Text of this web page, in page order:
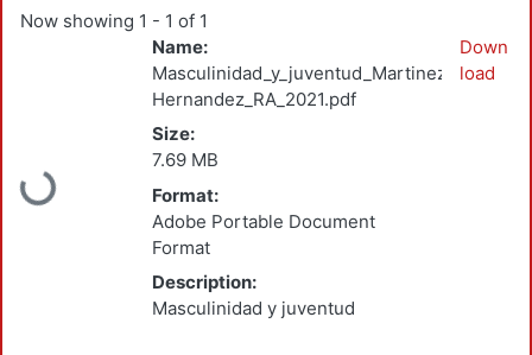
Now showing 1 - 1 of 1
Loading...
Name:
Masculinidad_y_juventud_Martinez-
Hernandez_RA_2021.pdf
Size:
7.69 MB
Format:
Adobe Portable Document
Format
Description:
Masculinidad y juventud
Down
load